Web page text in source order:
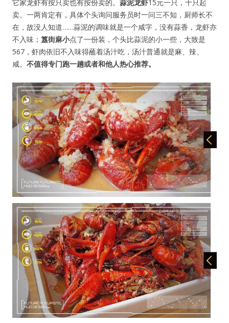
它家龙虾有按只卖也有按份卖的。 蒜泥龙虾15元一只，十只起
卖。一两肯定有，具体个头询问服务员时一问三不知，厨师长不
在，故没人知道……蒜泥的调味就是一个咸字，没有蒜香，龙虾亦
不入味； 簋街麻小点了一份装，个头比蒜泥的小一些，大致是
567，虾肉依旧不入味得蘸着汤汁吃，汤汁普通就是麻、辣、
咸。 不值得专门跑一趟或者和他人热心推荐。